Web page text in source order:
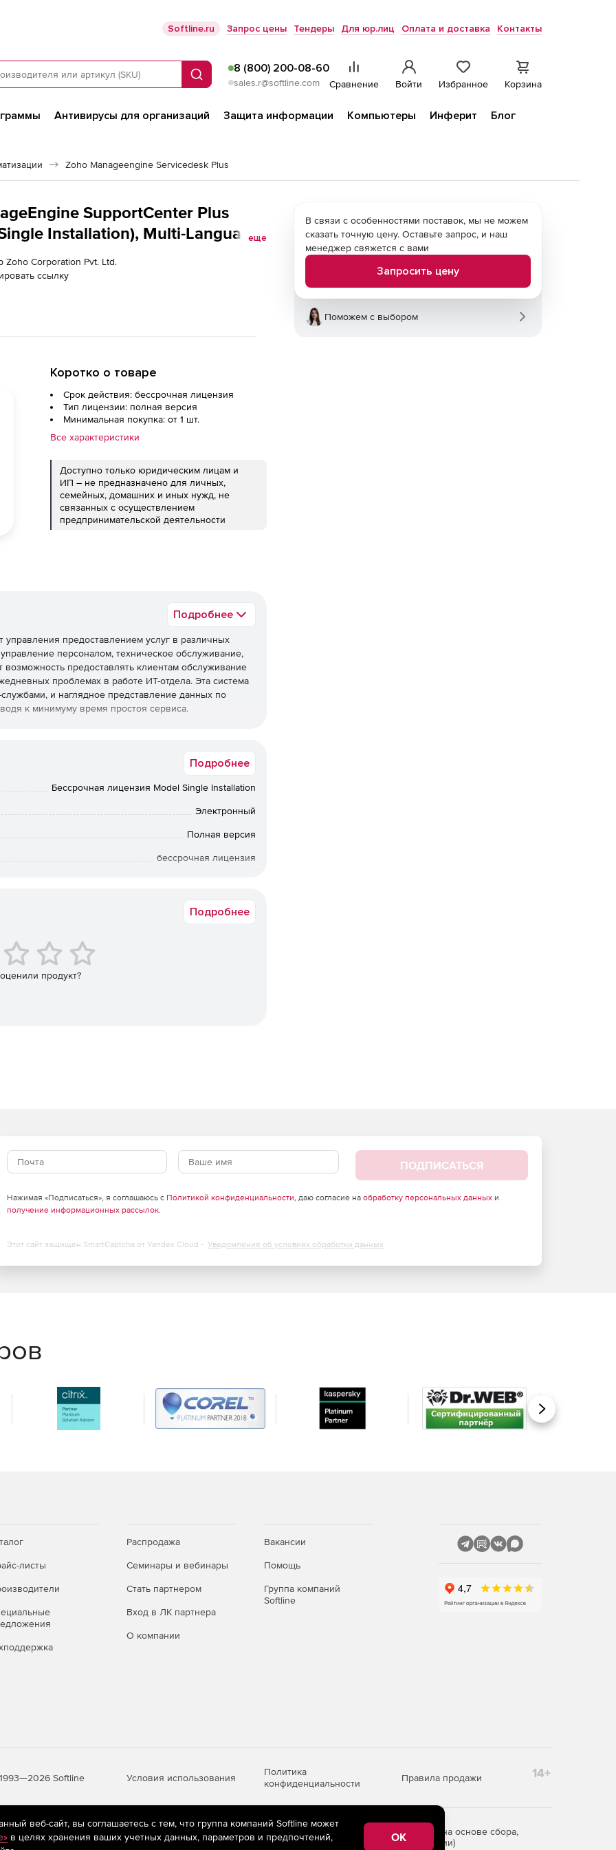
Softline.ru Запрос цены Тендеры Для юр.лиц Оплата и доставка Контакты
Поиск
8 (800) 200-08-60
sales.r@softline.com Сравнение Войти Избранное Корзина
Антивирусы для организаций Защита информации Компьютеры Инферит
Блог
Zoho Manageengine Servicedesk Plus
SupportCenter Plus
Installation), Multi-Language
Addon
еще
Zoho Corporation Pvt. Ltd.
ссылку
Коротко о товаре
Срок действия: бессрочная лицензия
Тип лицензии: полная версия
Минимальная покупка: от 1 шт.
Все характеристики
Доступно только юридическим лицам и
ИП – не предназначено для личных,
семейных, домашних и иных нужд, не
связанных с осуществлением
предпринимательской деятельности
Подробнее
предоставлением услуг в различных
персоналом, техническое обслуживание,
предоставлять клиентам обслуживание
проблемах в работе ИТ-отдела. Эта система
и наглядное представление данных по
к минимуму время простоя сервиса.
ИТ-средой.
активами
Подробнее
Бессрочная лицензия Model Single Installation
Электронный
Полная версия
бессрочная лицензия
Подробнее
продукт?
В связи с особенностями поставок, мы не можем
сказать точную цену. Оставьте запрос, и наш
менеджер свяжется с вами
Запросить цену
Поможем с выбором
ПОДПИСАТЬСЯ
Нажимая «Подписаться», я соглашаюсь с Политикой конфиденциальности, даю согласие на обработку персональных данныхи
получение информационных рассылок.
Этот сайт защищен SmartCaptcha от Yandex Cloud - Уведомление об условиях обработки данных
Вперед
листы
Распродажа
Семинары и вебинары
Стать партнером
Вход в ЛК партнера
О компании
Вакансии
Помощь
Группа компаний
Softline
Softline Условия использования
Политика
конфиденциальности
Правила продажи 14+
рекомендательные технологии
(информационные технологии предоставления информации на основе сбора,
пользователей сети «Интернет», находящихся на территории Российской Федерации)
веб-сайт, вы соглашаетесь с тем, что группа компаний Softline может
в целях хранения ваших учетных данных, параметров и предпочтений,
OK